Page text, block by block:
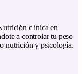
clínica en
a controlar tu peso
nutrición y psicología.